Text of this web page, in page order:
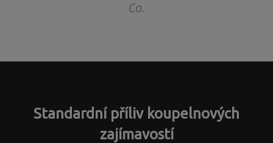
Co.
Standardní příliv koupelnových
zajímavostí